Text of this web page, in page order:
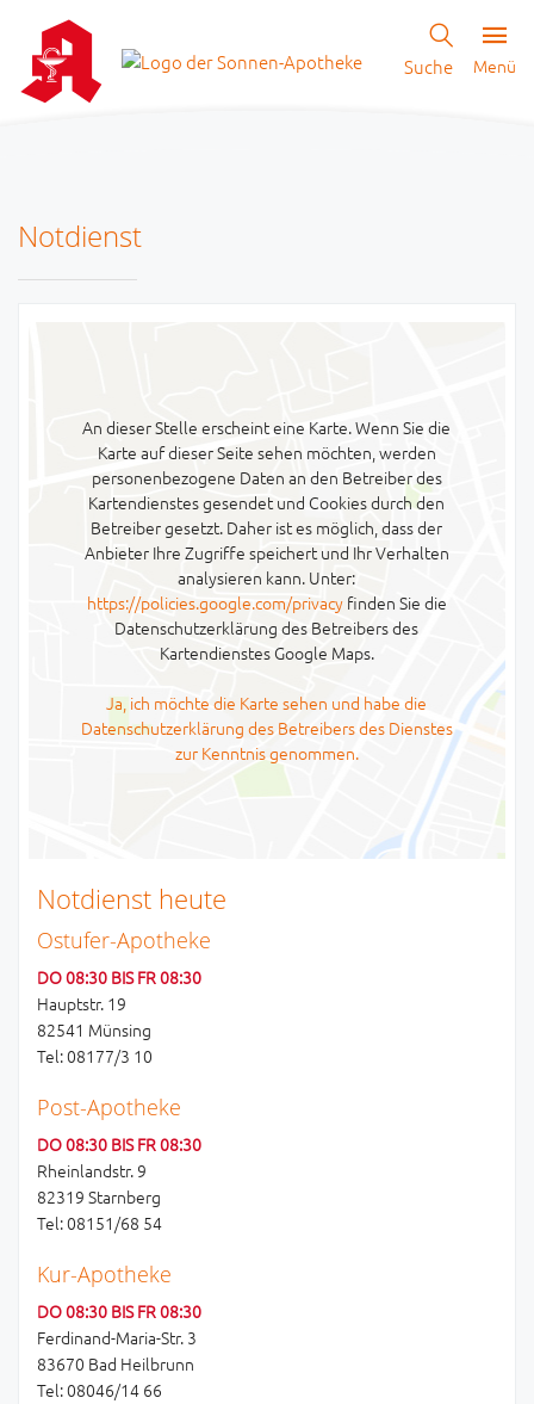
Suche Menü
Notdienst
An dieser Stelle erscheint eine Karte. Wenn Sie die
Karte auf dieser Seite sehen möchten, werden
personenbezogene Daten an den Betreiber des
Kartendienstes gesendet und Cookies durch den
Betreiber gesetzt. Daher ist es möglich, dass der
Anbieter Ihre Zugriffe speichert und Ihr Verhalten
analysieren kann. Unter:
https://policies.google.com/privacyfinden Sie die
Datenschutzerklärung des Betreibers des
Kartendienstes Google Maps.
Ja, ich möchte die Karte sehen und habe die
Datenschutzerklärung des Betreibers des Dienstes
zur Kenntnis genommen.
Notdienst heute
Ostufer-Apotheke
DO 08:30 BIS FR 08:30
Hauptstr. 19
82541 Münsing
Tel: 08177/3 10
Post-Apotheke
DO 08:30 BIS FR 08:30
Rheinlandstr. 9
82319 Starnberg
Tel: 08151/68 54
Kur-Apotheke
DO 08:30 BIS FR 08:30
Ferdinand-Maria-Str. 3
83670 Bad Heilbrunn
Tel: 08046/14 66